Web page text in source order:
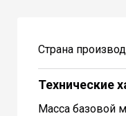
Страна
Технические
Масса базовой